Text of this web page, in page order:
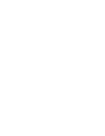
snel genoeg.
handig,
een hele
iPhone 6 een
aan de
zoveel